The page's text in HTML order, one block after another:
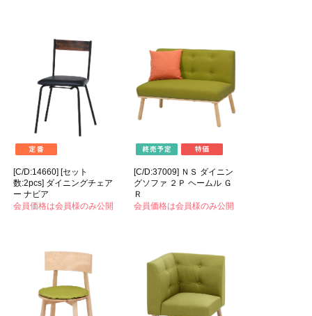
[C/D:14660] [セット
数:2pcs] ダイニングチェア
ー ナビア
会員価格は会員様のみ公開
[C/D:37009] ＮＳ ダイニン
グソファ ２Ｐ ヘームル Ｇ
Ｒ
会員価格は会員様のみ公開